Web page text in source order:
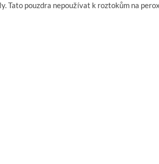
Tato pouzdra nepoužívat k roztokům na